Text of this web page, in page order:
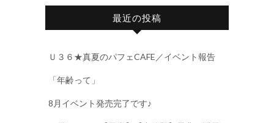
最近の投稿
Ｕ３６★真夏のパフェCAFE／イベント報告
「年齢って」
8月イベント発売完了です♪